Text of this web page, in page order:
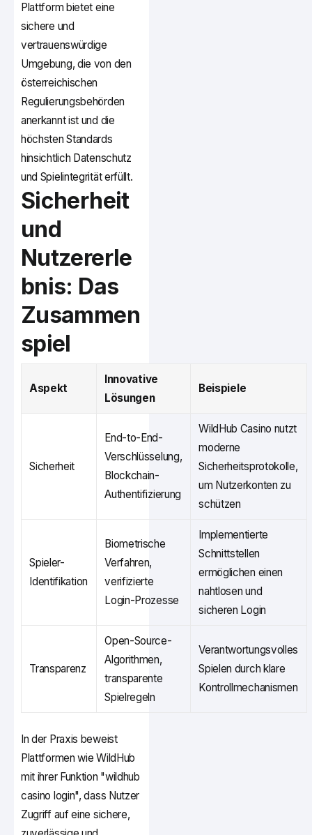
Plattform bietet eine
sichere und
vertrauenswürdige
Umgebung, die von den
österreichischen
Regulierungsbehörden
anerkannt ist und die
höchsten Standards
hinsichtlich Datenschutz
und Spielintegrität erfüllt.
Sicherheit
und
Nutzererle
bnis: Das
Zusammen
spiel
Aspekt
Innovative
Lösungen
Beispiele
Sicherheit
End-to-End-
Verschlüsselung,
Blockchain-
Authentifizierung
WildHub Casino nutzt
moderne
Sicherheitsprotokolle,
um Nutzerkonten zu
schützen
Spieler-
Identifikation
Biometrische
Verfahren,
verifizierte
Login-Prozesse
Implementierte
Schnittstellen
ermöglichen einen
nahtlosen und
sicheren Login
Transparenz
Open-Source-
Algorithmen,
transparente
Spielregeln
Verantwortungsvolles
Spielen durch klare
Kontrollmechanismen
In der Praxis beweist
Plattformen wie WildHub
mit ihrer Funktion "wildhub
casino login", dass Nutzer
Zugriff auf eine sichere,